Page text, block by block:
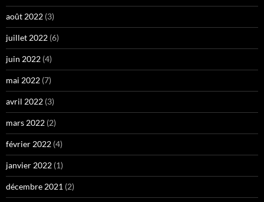
août 2022 (3)
juillet 2022 (6)
juin 2022 (4)
mai 2022 (7)
avril 2022 (3)
mars 2022 (2)
février 2022 (4)
janvier 2022 (1)
décembre 2021 (2)